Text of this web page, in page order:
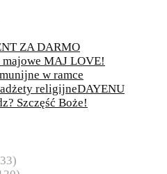
ZA DARMO
MAJ LOVE!
w ramce
religijneDAYENU
Szczęść Boże!